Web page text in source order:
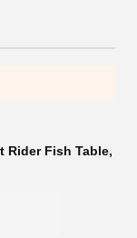
Rider Fish Table,